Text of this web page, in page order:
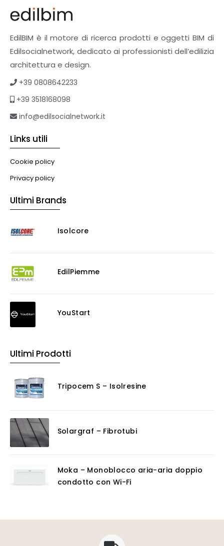
EdilBIM è il motore di ricerca prodotti e oggetti BIM di
Edilsocialnetwork, dedicato ai professionisti dell’edilizia
architettura e design.
+39 0808642233
+39 3518168098
info@edilsocialnetwork.it
Links utili
Cookie policy
Privacy policy
Ultimi Brands
Isolcore
EdilPiemme
YouStart
Ultimi Prodotti
Tripocem S – Isolresine
Solargraf – Fibrotubi
Moka – Monoblocco aria-aria doppio
condotto con Wi-Fi